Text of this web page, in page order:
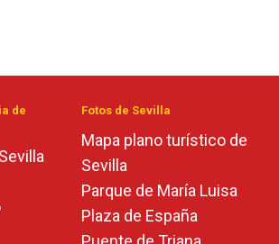
de
Fotos de Sevilla
Mapa plano turístico de
Sevilla
Parque de María Luisa
Plaza de España